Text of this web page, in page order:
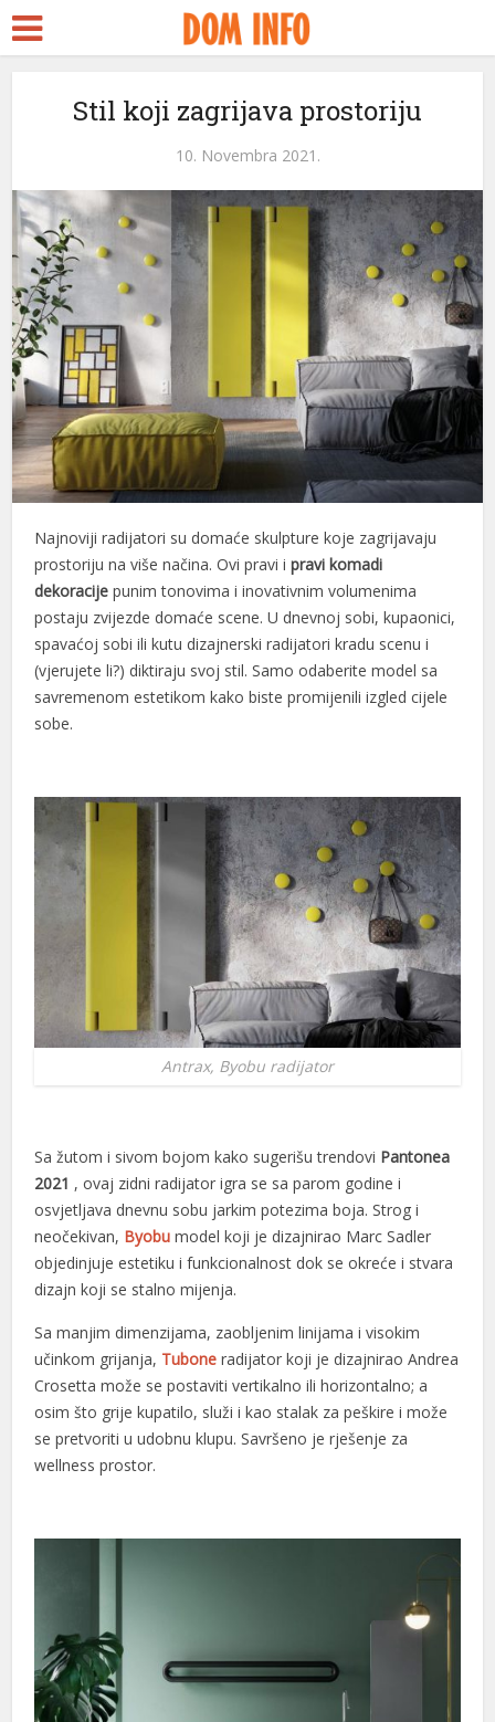
Stil koji zagrijava prostoriju
10. Novembra 2021.
Najnoviji radijatori su domaće skulpture koje zagrijavaju
prostoriju na više načina. Ovi pravi ipravi komadi
dekoracije punim tonovima i inovativnim volumenima
postaju zvijezde domaće scene. U dnevnoj sobi, kupaonici,
spavaćoj sobi ili kutu dizajnerski radijatori kradu scenu i
(vjerujete li?) diktiraju svoj stil. Samo odaberite model sa
savremenom estetikom kako biste promijenili izgled cijele
sobe.
Antrax, Byobu radijator
Sa žutom i sivom bojom kako sugerišu trendovi Pantonea
2021 , ovaj zidni radijator igra se sa parom godine i
osvjetljava dnevnu sobu jarkim potezima boja. Strog i
neočekivan, Byobu model koji je dizajnirao Marc Sadler
objedinjuje estetiku i funkcionalnost dok se okreće i stvara
dizajn koji se stalno mijenja.
Sa manjim dimenzijama, zaobljenim linijama i visokim
učinkom grijanja, Tubone radijator koji je dizajnirao Andrea
Crosetta može se postaviti vertikalno ili horizontalno; a
osim što grije kupatilo, služi i kao stalak za peškire i može
se pretvoriti u udobnu klupu. Savršeno je rješenje za
wellness prostor.